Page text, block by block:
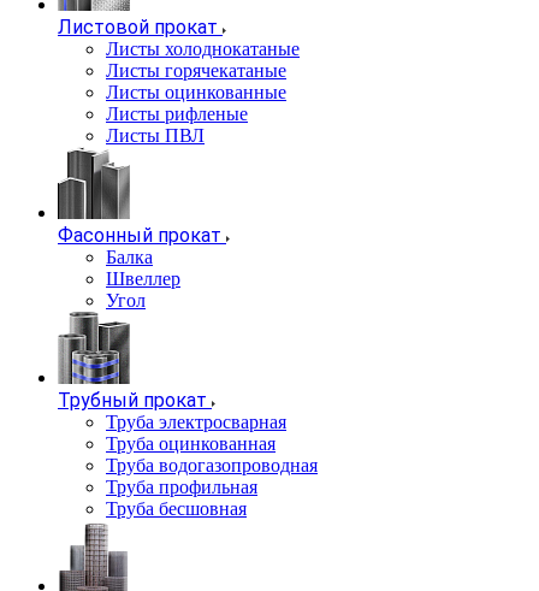
Листовой прокат
Листы холоднокатаные
Листы горячекатаные
Листы оцинкованные
Листы рифленые
Листы ПВЛ
Фасонный прокат
Балка
Швеллер
Угол
Трубный прокат
Труба электросварная
Труба оцинкованная
Труба водогазопроводная
Труба профильная
Труба бесшовная